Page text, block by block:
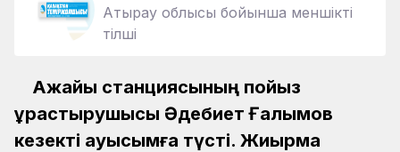
Атырау облысы бойынша меншікті
тілші
Ақжайық станциясының пойыз
құрастырушысы Әдебиет Ғалымов
кезекті ауысымға түсті. Жиырма